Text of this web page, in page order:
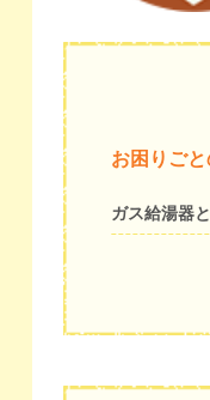
お困りご
ガス給湯器